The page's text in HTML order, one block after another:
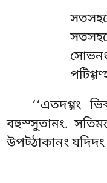
‘‘এতদগ্গং
বহুস্সুতানং.
উপট্ঠাকানং